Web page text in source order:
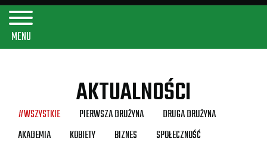
z
k
w
a
r
k
k
MENU
AKTUALNOŚCI
#WSZYSTKIE PIERWSZA DRUŻYNA
DRUGA DRUŻYNA
AKADEMIA
KOBIETY BIZNES SPOŁECZNOŚĆ
Kontakt